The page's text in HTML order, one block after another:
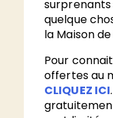
surprenants
quelque
la Maison
Pour
offertes au
CLIQUEZ ICI